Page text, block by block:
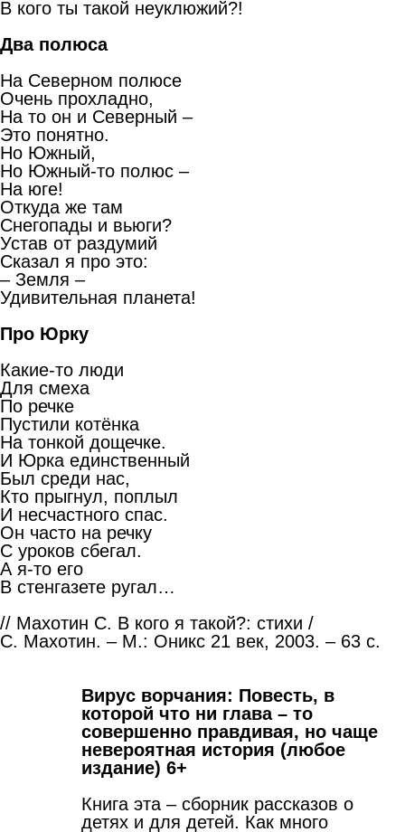
В кого ты такой неуклюжий?!
Два полюса
На Северном полюсе
Очень прохладно,
На то он и Северный –
Это понятно.
Но Южный,
Но Южный-то полюс –
На юге!
Откуда же там
Снегопады и вьюги?
Устав от раздумий
Сказал я про это:
– Земля –
Удивительная планета!
Про Юрку
Какие-то люди
Для смеха
По речке
Пустили котёнка
На тонкой дощечке.
И Юрка единственный
Был среди нас,
Кто прыгнул, поплыл
И несчастного спас.
Он часто на речку
С уроков сбегал.
А я-то его
В стенгазете ругал…
// Махотин С. В кого я такой?: стихи /
С. Махотин. – М.: Оникс 21 век, 2003. – 63 с.
Вирус ворчания: Повесть, в
которой что ни глава – то
совершенно правдивая, но чаще
невероятная история (любое
издание) 6+
Книга эта – сборник рассказов о
детях и для детей. Как много